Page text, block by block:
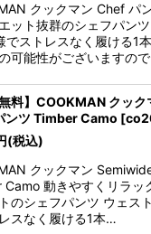
クックマン Chef パ
ット抜群のシェフパン
でストレスなく履ける1
可能性がございますの
無料】COOKMAN クッ
ンツ Timber Camo [
(税込)
クックマン
Camo 動きやすくリラッ
のシェフパンツ ウェス
スなく履ける1本…